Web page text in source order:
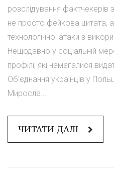
розслідування
не просто фейкова цитата,
технологічної атаки з
Нещодавно у соціальній
профілі, які намагалися
Об'єднання українців у
Миросла...
ЧИТАТИ ДАЛІ